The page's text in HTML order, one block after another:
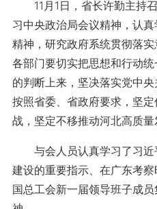
11月1日，省长许勤主持
习中央政治局会议精神，认
精神，研究政府系统贯彻落
各部门要切实把思想和行动
的判断上来，坚决落实党中
按照省委、省政府要求，坚
战，坚定不移推动河北高质量
与会人员认真学习了习近
建设的重要指示、在广东考
国总工会新一届领导班子成